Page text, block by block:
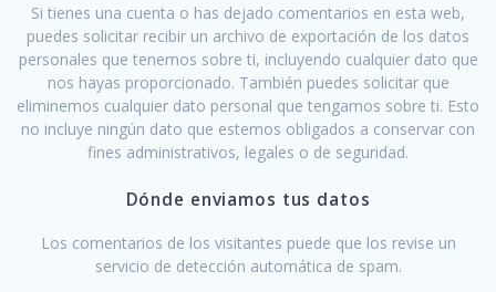
Si tienes una cuenta o has dejado comentarios en esta web,
puedes solicitar recibir un archivo de exportación de los datos
personales que tenemos sobre ti, incluyendo cualquier dato que
nos hayas proporcionado. También puedes solicitar que
eliminemos cualquier dato personal que tengamos sobre ti. Esto
no incluye ningún dato que estemos obligados a conservar con
fines administrativos, legales o de seguridad.
Dónde enviamos tus datos
Los comentarios de los visitantes puede que los revise un
servicio de detección automática de spam.